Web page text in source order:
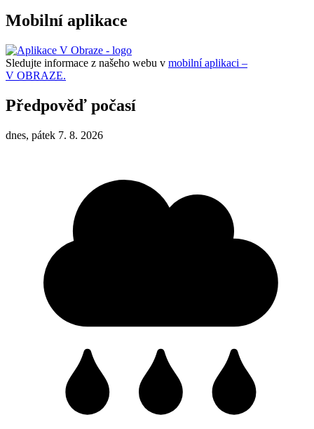
Mobilní aplikace
Sledujte informace z našeho webu v mobilní aplikaci –
V OBRAZE.
Předpověď počasí
dnes, pátek 7. 8. 2026